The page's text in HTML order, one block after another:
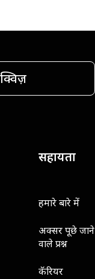
सहायता
हमारे बारे में
अक्सर पूछे जाने
वाले प्रश्न
कॅरियर